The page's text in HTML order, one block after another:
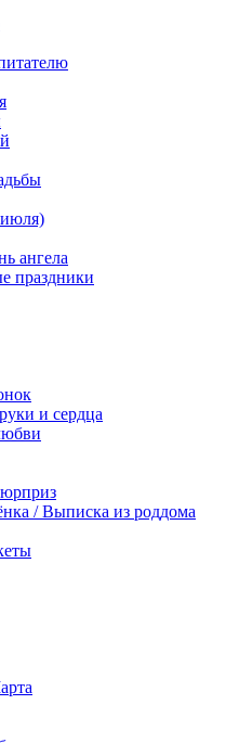
ангела
праздники
и сердца
/ Выписка из роддома